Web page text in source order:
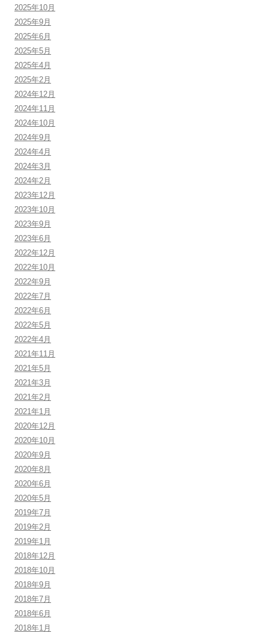
2025年10月
2025年9月
2025年6月
2025年5月
2025年4月
2025年2月
2024年12月
2024年11月
2024年10月
2024年9月
2024年4月
2024年3月
2024年2月
2023年12月
2023年10月
2023年9月
2023年6月
2022年12月
2022年10月
2022年9月
2022年7月
2022年6月
2022年5月
2022年4月
2021年11月
2021年5月
2021年3月
2021年2月
2021年1月
2020年12月
2020年10月
2020年9月
2020年8月
2020年6月
2020年5月
2019年7月
2019年2月
2019年1月
2018年12月
2018年10月
2018年9月
2018年7月
2018年6月
2018年1月